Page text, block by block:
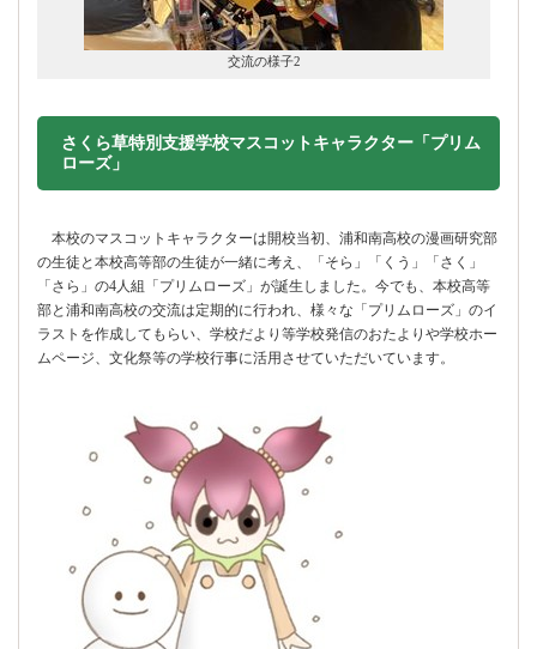
交流の様子2
さくら草特別支援学校マスコットキャラクター「プリム
ローズ」
本校のマスコットキャラクターは開校当初、浦和南高校の漫画研究部
の生徒と本校高等部の生徒が一緒に考え、「そら」「くう」「さく」
「さら」の4人組「プリムローズ」が誕生しました。今でも、本校高等
部と浦和南高校の交流は定期的に行われ、様々な「プリムローズ」のイ
ラストを作成してもらい、学校だより等学校発信のおたよりや学校ホー
ムページ、文化祭等の学校行事に活用させていただいています。